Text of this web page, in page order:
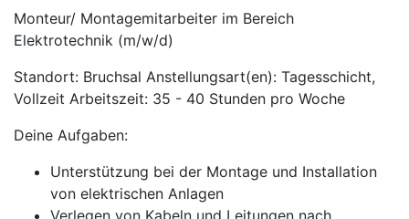
Monteur/ Montagemitarbeiter im Bereich
Elektrotechnik (m/w/d)
Standort: Bruchsal Anstellungsart(en): Tagesschicht,
Vollzeit Arbeitszeit: 35 - 40 Stunden pro Woche
Deine Aufgaben:
Unterstützung bei der Montage und Installation
von elektrischen Anlagen
Verlegen von Kabeln und Leitungen nach